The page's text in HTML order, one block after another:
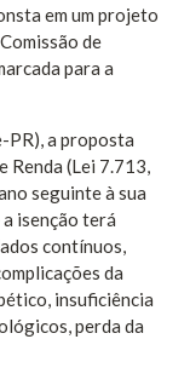
em um projeto
de
para a
PR), a proposta
Renda (Lei 7.713,
seguinte à sua
isenção terá
contínuos,
da
insuficiência
perda da